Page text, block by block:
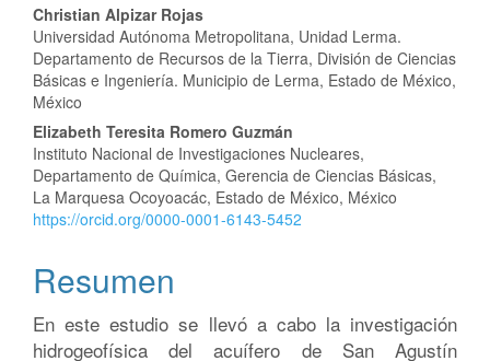
del
artículo
Christian Alpizar Rojas
Universidad Autónoma Metropolitana, Unidad Lerma.
Departamento de Recursos de la Tierra, División de Ciencias
Básicas e Ingeniería. Municipio de Lerma, Estado de México,
México
Elizabeth Teresita Romero Guzmán
Instituto Nacional de Investigaciones Nucleares,
Departamento de Química, Gerencia de Ciencias Básicas,
La Marquesa Ocoyoacác, Estado de México, México
https://orcid.org/0000-0001-6143-5452
Resumen
En este estudio se llevó a cabo la investigación
hidrogeofísica del acuífero de San Agustín